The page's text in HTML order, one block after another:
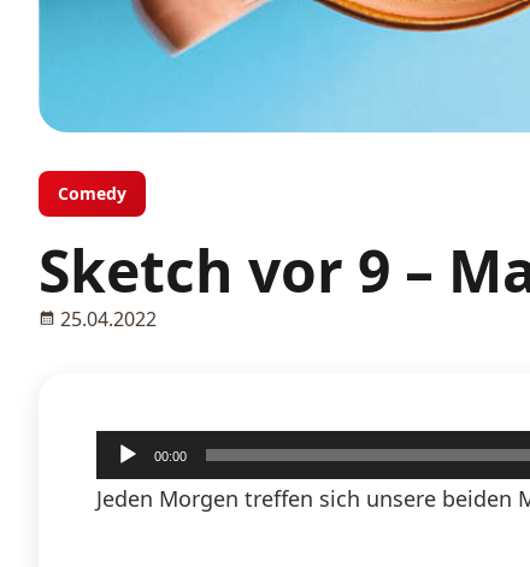
Comedy
Sketch vor 9 –
25.04.2022
Audio-
Player
00:00
Jeden Morgen treffen sich unsere beiden